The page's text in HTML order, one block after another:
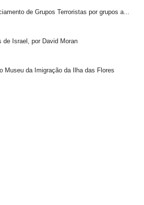
de Grupos Terroristas por grupos a...
de Israel, por David Moran
Museu da Imigração da Ilha das Flores